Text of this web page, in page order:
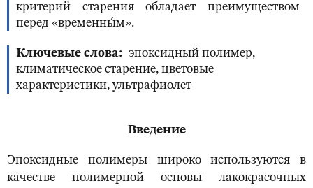
критерий старения обладает преимуществом
перед «временны́м».
Ключевые слова
эпоксидный полимер,
климатическое старение, цветовые
характеристики, ультрафиолет
Введение
Эпоксидные полимеры широко используются в
качестве полимерной основы лакокрасочных